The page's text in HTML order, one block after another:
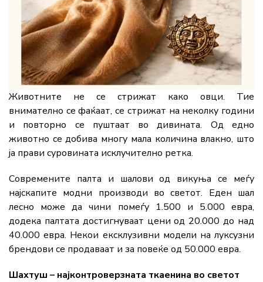
Животните не се стрижат како овци. Тие
внимателно се фаќаат, се стрижат на неколку години
и повторно се пуштаат во дивината. Од едно
животно се добива многу мала количина влакно, што
ја прави суровината исклучително ретка.
Современите палта и шалови од викуња се меѓу
најскапите модни производи во светот. Еден шал
лесно може да чини помеѓу 1.500 и 5.000 евра,
додека палтата достигнуваат цени од 20.000 до над
40.000 евра. Некои ексклузивни модели на луксузни
брендови се продаваат и за повеќе од 50.000 евра.
Шахтуш – најконтроверзната ткаенина во светот